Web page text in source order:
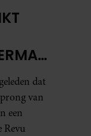
dat
van
een
Revu